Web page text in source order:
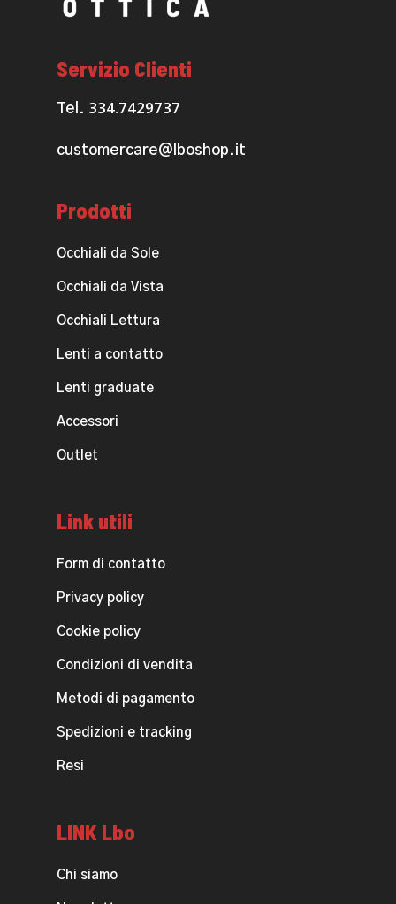
Servizio Clienti
Tel. 334.7429737
customercare@lboshop.it
Prodotti
Occhiali da Sole
Occhiali da Vista
Occhiali Lettura
Lenti a contatto
Lenti graduate
Accessori
Outlet
Link utili
Form di contatto
Privacy policy
Cookie policy
Condizioni di vendita
Metodi di pagamento
Spedizioni e tracking
Resi
LINK Lbo
Chi siamo